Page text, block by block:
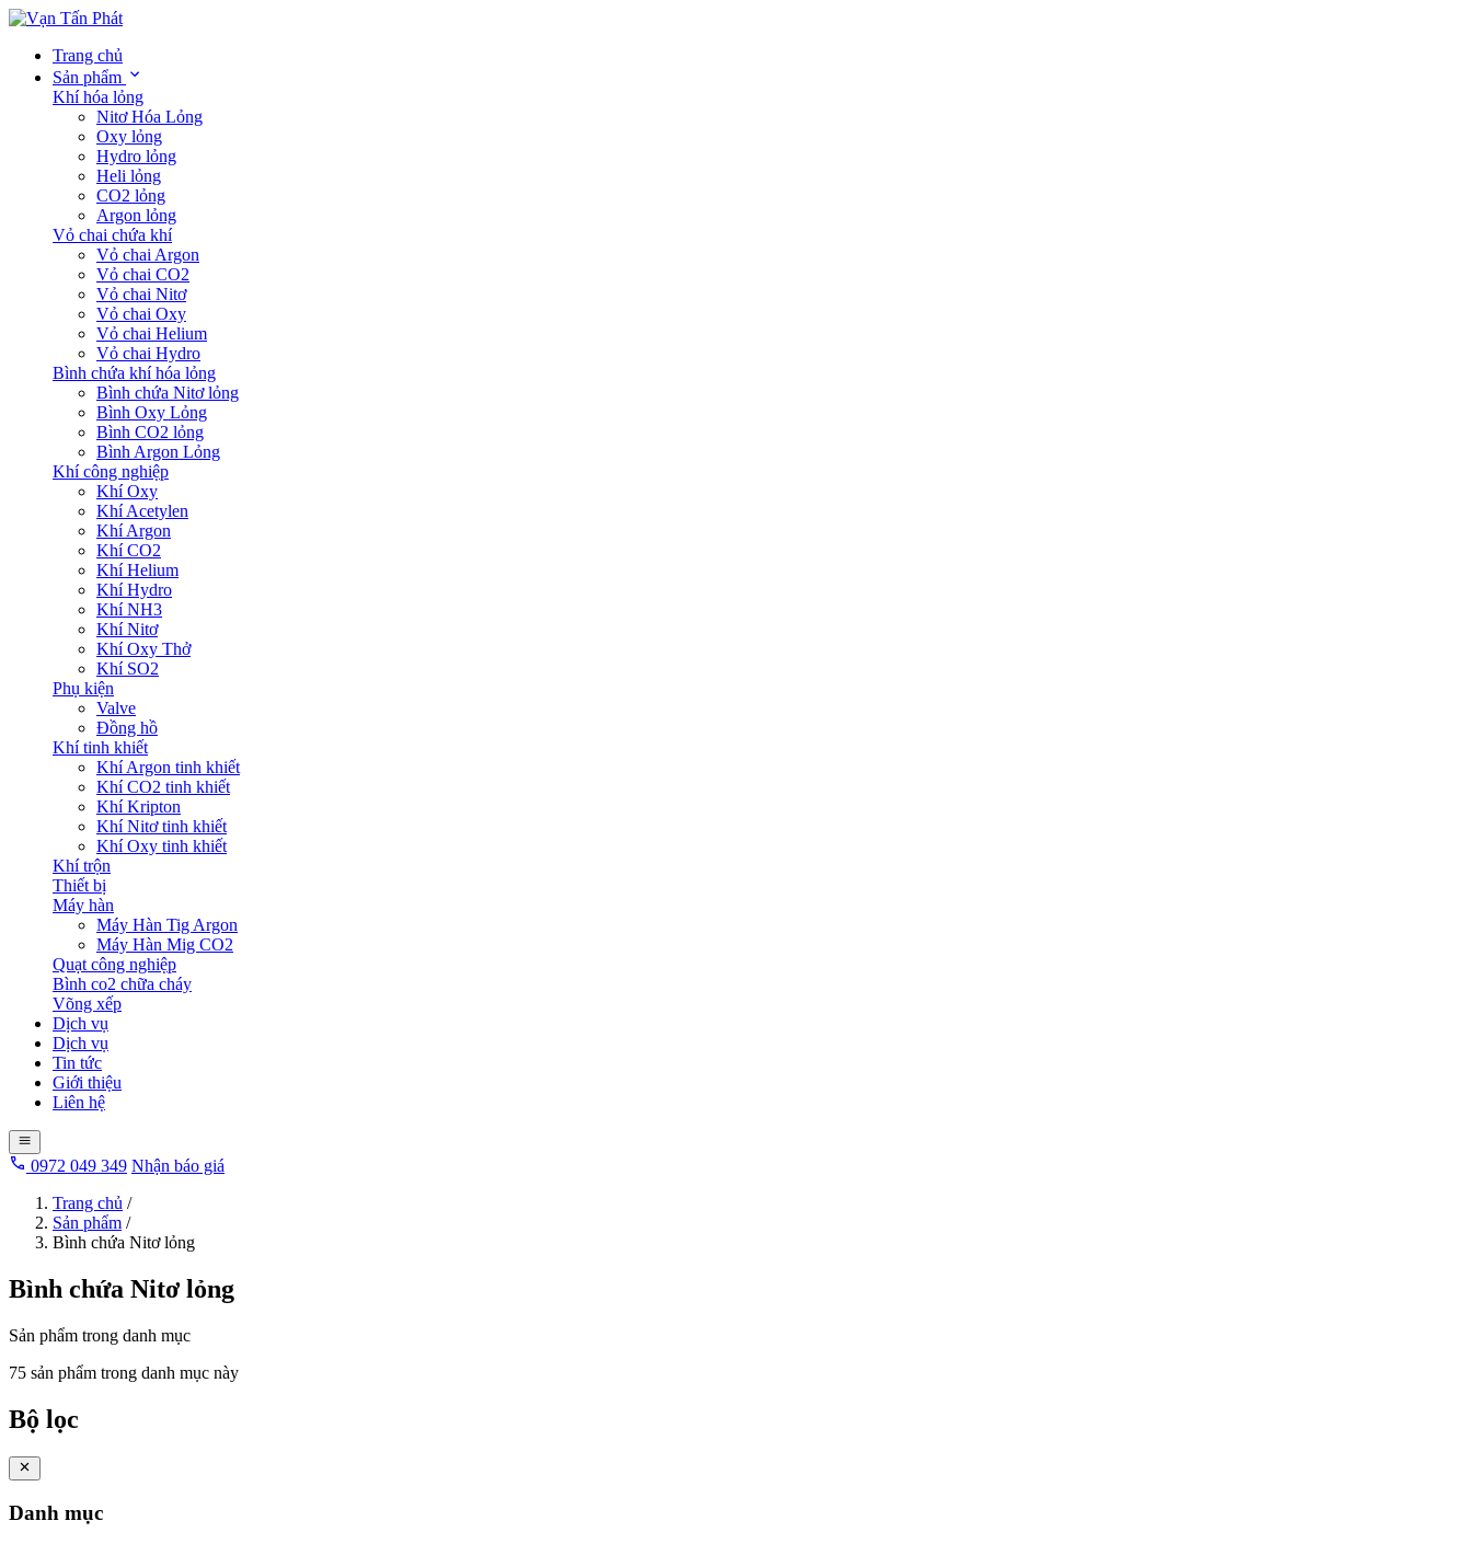
Trang chủ
Sản phẩm
Khí hóa lỏng
Nitơ Hóa Lỏng
Oxy lỏng
Hydro lỏng
Heli lỏng
CO2 lỏng
Argon lỏng
Vỏ chai chứa khí
Vỏ chai Argon
Vỏ chai CO2
Vỏ chai Nitơ
Vỏ chai Oxy
Vỏ chai Helium
Vỏ chai Hydro
Bình chứa khí hóa lỏng
Bình chứa Nitơ lỏng
Bình Oxy Lỏng
Bình CO2 lỏng
Bình Argon Lỏng
Khí công nghiệp
Khí Oxy
Khí Acetylen
Khí Argon
Khí CO2
Khí Helium
Khí Hydro
Khí NH3
Khí Nitơ
Khí Oxy Thở
Khí SO2
Phụ kiện
Valve
Đồng hồ
Khí tinh khiết
Khí Argon tinh khiết
Khí CO2 tinh khiết
Khí Kripton
Khí Nitơ tinh khiết
Khí Oxy tinh khiết
Khí trộn
Thiết bị
Máy hàn
Máy Hàn Tig Argon
Máy Hàn Mig CO2
Quạt công nghiệp
Bình co2 chữa cháy
Võng xếp
Dịch vụ
Dịch vụ
Tin tức
Giới thiệu
Liên hệ
0972 049 349 Nhận báo giá
Trang chủ /
Sản phẩm /
Bình chứa Nitơ lỏng
Bình chứa Nitơ lỏng
Sản phẩm trong danh mục
75 sản phẩm trong danh mục này
Bộ lọc
Danh mục